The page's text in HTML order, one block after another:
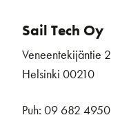
Sail Tech Oy
Veneentekijäntie 2
Helsinki 00210
Puh: 09 682 4950